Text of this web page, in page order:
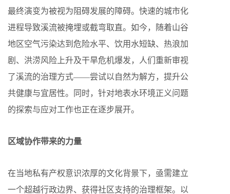
最终演变为被视为阻碍发展的障碍。快速的城市化
进程导致溪流被掩埋或截弯取直。如今，随着山谷
地区空气污染达到危险水平、饮用水短缺、热浪加
剧、洪涝风险上升及干旱危机爆发，人们重新审视
了溪流的治理方式——尝试以自然为解方，提升公
共健康与宜居性。同时，针对地表水环境正义问题
的探索与应对工作也正在逐步展开。
区域协作带来的力量
在当地私有产权意识浓厚的文化背景下，亟需建立
一个超越行政边界、获得社区支持的治理框架。以